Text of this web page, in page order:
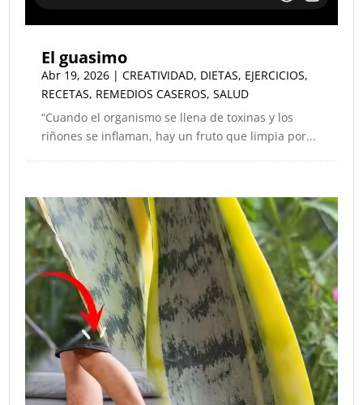
El guasimo
Abr 19, 2026 |CREATIVIDAD, DIETAS, EJERCICIOS,
RECETAS, REMEDIOS CASEROS,SALUD
“Cuando el organismo se llena de toxinas y los
riñones se inflaman, hay un fruto que limpia por...